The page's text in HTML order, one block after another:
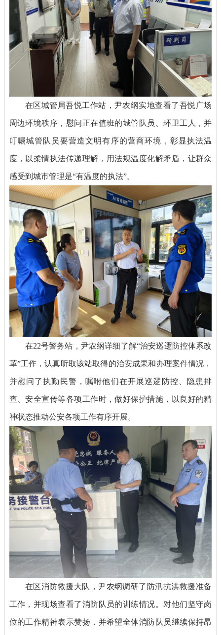
在区城管局吾悦工作站，尹农纲实地查看了吾悦广场
周边环境秩序，慰问正在值班的城管队员、环卫工人，并
叮嘱城管队员要营造文明有序的营商环境，彰显执法温
度，以柔情执法传递理解，用法规温度化解矛盾，让群众
感受到城市管理是“有温度的执法”。
在22号警务站，尹农纲详细了解“治安巡逻防控体系改
革”工作，认真听取该站取得的治安成果和办理案件情况，
并慰问了执勤民警，嘱咐他们在开展巡逻防控、隐患排
查、安全宣传等各项工作时，做好保护措施，以良好的精
神状态推动公安各项工作有序开展。
在区消防救援大队，尹农纲调研了防汛抗洪救援准备
工作，并现场查看了消防队员的训练情况。对他们坚守岗
位的工作精神表示赞扬，并希望全体消防队员继续保持昂